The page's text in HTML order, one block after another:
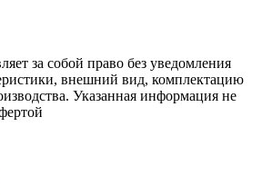
за собой право без уведомления
внешний вид, комплектацию
Указанная информация не